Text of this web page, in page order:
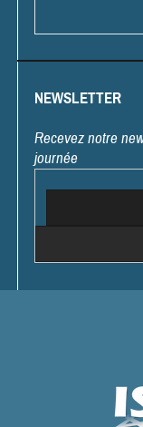
NEWSLETTER
Recevez notre
journée